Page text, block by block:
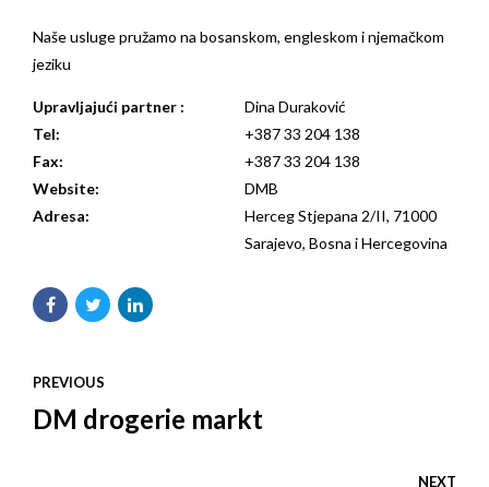
Naše usluge pružamo na bosanskom, engleskom i njemačkom
jeziku
Upravljajući partner :
Dina Duraković
Tel:
+387 33 204 138
Fax:
+387 33 204 138
Website:
DMB
Adresa:
Herceg Stjepana 2/II, 71000
Sarajevo, Bosna i Hercegovina
PREVIOUS
DM drogerie markt
NEXT